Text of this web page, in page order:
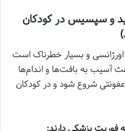
و سپسیس در کودکان
و بسیار خطرناک است
آسیب به بافت‌ها و اندام‌ها
شروع شود و در کودکان